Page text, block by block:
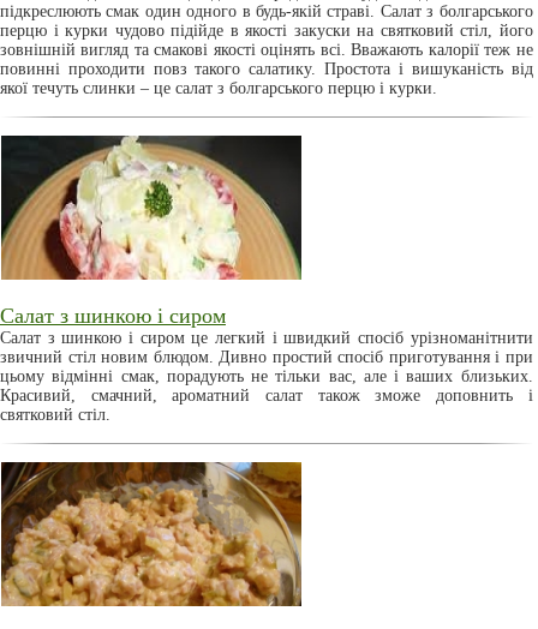
підкреслюють смак один одного в будь-якій страві. Салат з болгарського
перцю і курки чудово підійде в якості закуски на святковий стіл, його
зовнішній вигляд та смакові якості оцінять всі. Вважають калорії теж не
повинні проходити повз такого салатику. Простота і вишуканість від
якої течуть слинки – це салат з болгарського перцю і курки.
Салат з шинкою і сиром
Салат з шинкою і сиром це легкий і швидкий спосіб урізноманітнити
звичний стіл новим блюдом. Дивно простий спосіб приготування і при
цьому відмінні смак, порадують не тільки вас, але і ваших близьких.
Красивий, смачний, ароматний салат також зможе доповнить і
святковий стіл.